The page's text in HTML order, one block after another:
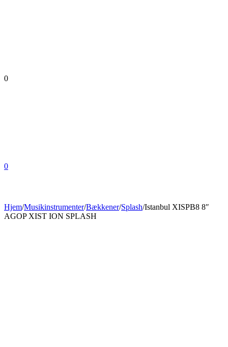
0
0
Hjem/Musikinstrumenter/Bækkener/Splash/Istanbul XISPB8 8″
AGOP XIST ION SPLASH